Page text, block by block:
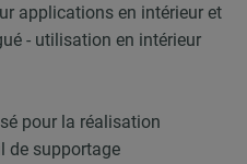
applications en intérieur et
- utilisation en intérieur
pour la réalisation
de supportage